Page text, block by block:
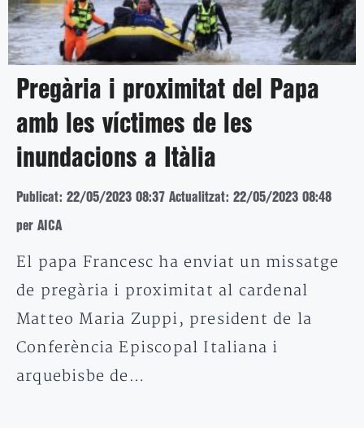
Pregària i proximitat del Papa
amb les víctimes de les
inundacions a Itàlia
Publicat: 22/05/2023 08:37 Actualitzat: 22/05/2023 08:48
per AICA
El papa Francesc ha enviat un missatge
de pregària i proximitat al cardenal
Matteo Maria Zuppi, president de la
Conferència Episcopal Italiana i
arquebisbe de…